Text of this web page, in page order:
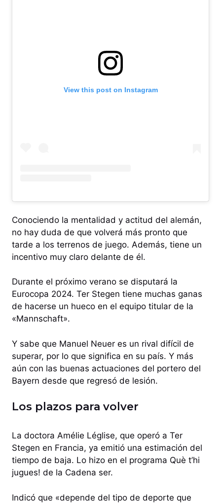
View this post on Instagram
Conociendo la mentalidad y actitud del alemán,
no hay duda de que volverá más pronto que
tarde a los terrenos de juego. Además, tiene un
incentivo muy claro delante de él.
Durante el próximo verano se disputará la
Eurocopa 2024. Ter Stegen tiene muchas ganas
de hacerse un hueco en el equipo titular de la
«Mannschaft».
Y sabe que Manuel Neuer es un rival difícil de
superar, por lo que significa en su país. Y más
aún con las buenas actuaciones del portero del
Bayern desde que regresó de lesión.
Los plazos para volver
La doctora Amélie Léglise, que operó a Ter
Stegen en Francia, ya emitió una estimación del
tiempo de baja. Lo hizo en el programa Què t’hi
jugues! de la Cadena ser.
Indicó que «depende del tipo de deporte que